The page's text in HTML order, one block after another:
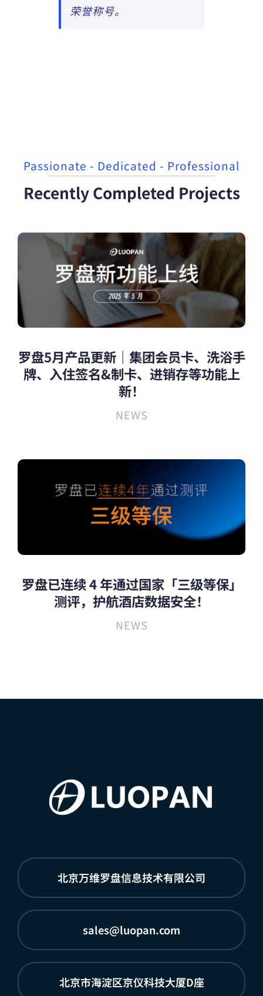
荣誉称号。
Passionate - Dedicated - Professional
Recently Completed Projects
罗盘5月产品更新｜集团会员卡、洗浴手
牌、入住签名&制卡、进销存等功能上
新！
NEWS
罗盘已连续 4 年通过国家「三级等保」
测评，护航酒店数据安全！
NEWS
北京万维罗盘信息技术有限公司
sales@luopan.com
北京市海淀区京仪科技大厦D座